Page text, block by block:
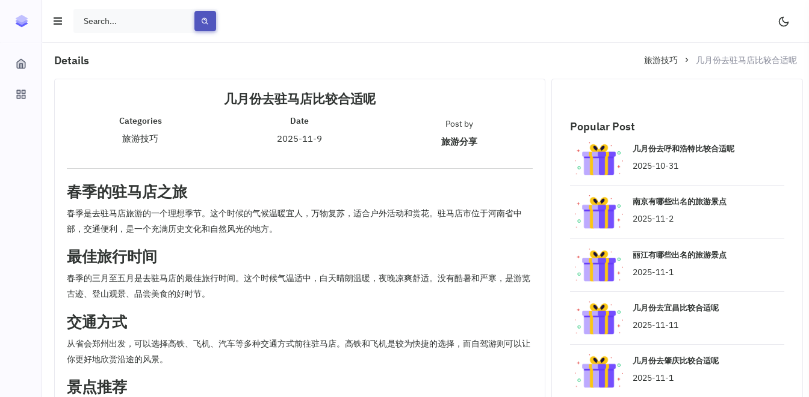
Details 旅游技巧 几月份去驻马店比较合适呢
几月份去驻马店比较合适呢
Categories
旅游技巧
Date
2025-11-9
Post by
旅游分享
春季的驻马店之旅
春季是去驻马店旅游的一个理想季节。这个时候的气候温暖宜人，万物复苏，适合户外活动和赏花。驻马店市位于河南省中
部，交通便利，是一个充满历史文化和自然风光的地方。
最佳旅行时间
春季的三月至五月是去驻马店的最佳旅行时间。这个时候气温适中，白天晴朗温暖，夜晚凉爽舒适。没有酷暑和严寒，是游览
古迹、登山观景、品尝美食的好时节。
交通方式
从省会郑州出发，可以选择高铁、飞机、汽车等多种交通方式前往驻马店。高铁和飞机是较为快捷的选择，而自驾游则可以让
你更好地欣赏沿途的风景。
景点推荐
Popular Post
几月份去呼和浩特比较合适呢
2025-10-31
南京有哪些出名的旅游景点
2025-11-2
丽江有哪些出名的旅游景点
2025-11-1
几月份去宜昌比较合适呢
2025-11-11
几月份去肇庆比较合适呢
2025-11-1